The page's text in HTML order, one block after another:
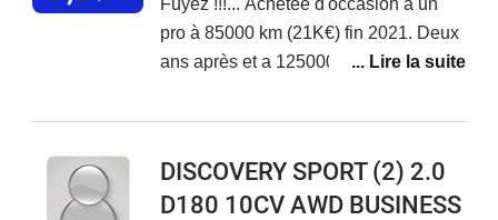
Fuyez !!!... Achetée d'occasion à un
pro à 85000 km (21K€) fin 2021. Deux
ans après et a 125000 km, la chaine
avait cessé de fonctionner depuis cet
seul el constructeur peut le faire ...). Le
constructeur me fait un devis de
DISCOVERY SPORT (2) 2.0
D180 10CV AWD BUSINESS